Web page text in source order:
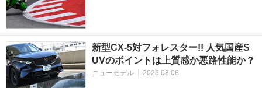
新型CX-5対フォレスター!! 人気国産S
UVのポイントは上質感か悪路性能か？
ニューモデル | 2026.08.08